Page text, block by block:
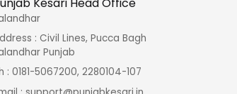
: Civil Lines, Pucca Bagh
Punjab
: 0181-5067200, 2280104-107